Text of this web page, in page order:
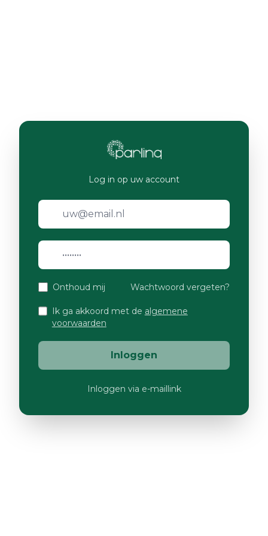
Log in op uw account
Onthoud mij Wachtwoord vergeten?
Ik ga akkoord met de algemene
voorwaarden
Inloggen
Inloggen via e-maillink